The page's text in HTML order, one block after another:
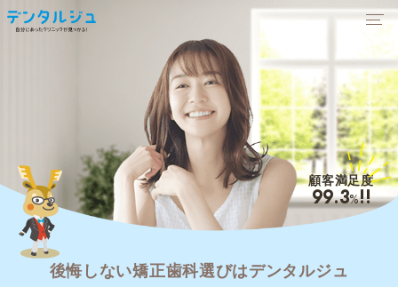
後悔しない矯正歯科選びはデンタルジュ
顧客満足度
99.3%!!